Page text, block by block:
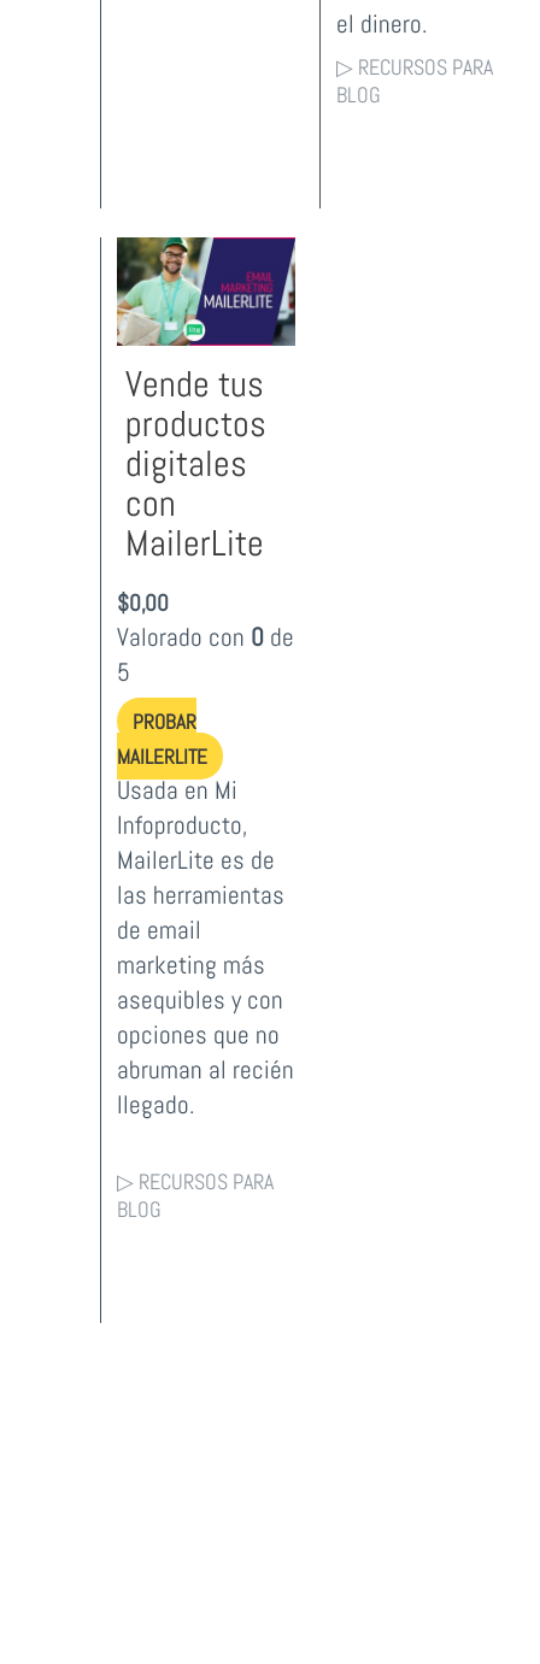
el dinero.
▷ RECURSOS PARA
BLOG
Vende tus
productos
digitales
con
MailerLite
$0,00
Valorado con 0de
5
PROBAR
MAILERLITE
Usada en Mi
Infoproducto,
MailerLite es de
las herramientas
de email
marketing más
asequibles y con
opciones que no
abruman al recién
llegado.
▷ RECURSOS PARA
BLOG